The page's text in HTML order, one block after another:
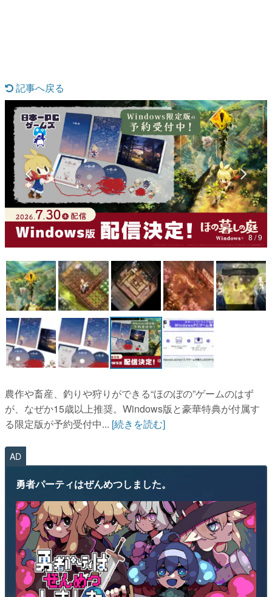
なんでゲームは面白い？
ゲーム開発者・hamatsu氏がゲームの魅力を画面や操作の
具体的な形から解き明かしていく、硬派で骨太な評論連載
です。
ゲームが変えた日本語
「経験値」「裏技」「ラスボス」… ゲームにまつわる言葉
の起源や用法の変遷を、コンピューター文化史研究家・タ
イニーP氏が徹底調査。
カテゴリ
特集記事
マンガ
女性向け
アプリレビュー
その他
電ファミニコゲーマーとは？
運営：株式会社マレ
記事へ戻る
8 / 9
農作や畜産、釣りや狩りができる“ほのぼの”ゲームのはず
が、なぜか15歳以上推奨。Windows版と豪華特典が付属す
る限定版が予約受付中... [続きを読む]
AD
勇者パーティはぜんめつしました。